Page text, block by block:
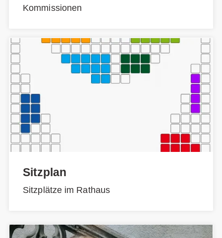
Kommissionen
Sitzplan
Sitzplätze im Rathaus